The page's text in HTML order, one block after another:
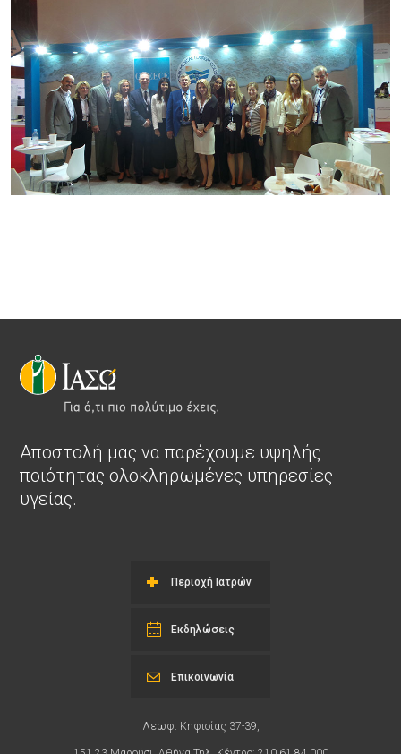
Αποστολή μας να παρέχουμε υψηλής
ποιότητας ολοκληρωμένες υπηρεσίες
υγείας.
Περιοχή Ιατρών
Εκδηλώσεις
Λεωφ. Κηφισίας 37-39,
Επικοινωνία